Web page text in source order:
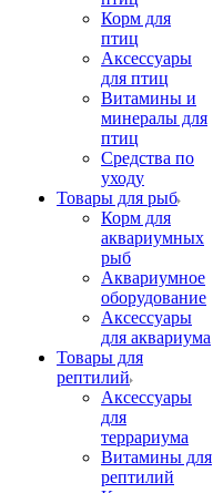
Корм для
птиц
Аксессуары
для птиц
Витамины и
минералы для
птиц
Средства по
уходу
Товары для рыб
Корм для
аквариумных
рыб
Аквариумное
оборудование
Аксессуары
для аквариума
Товары для
рептилий
Аксессуары
для
террариума
Витамины для
рептилий